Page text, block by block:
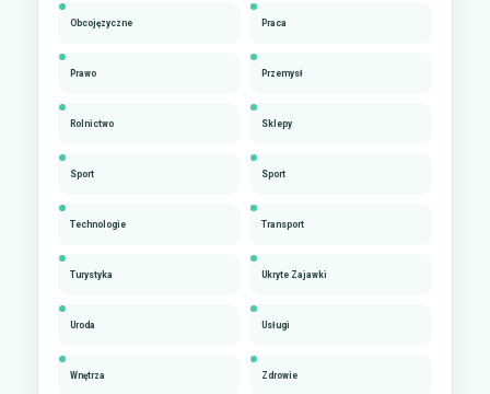
Obcojęzyczne Praca
Prawo Przemysł
Rolnictwo Sklepy
Sport Sport
Technologie Transport
Turystyka Ukryte Zajawki
Uroda Usługi
Wnętrza Zdrowie